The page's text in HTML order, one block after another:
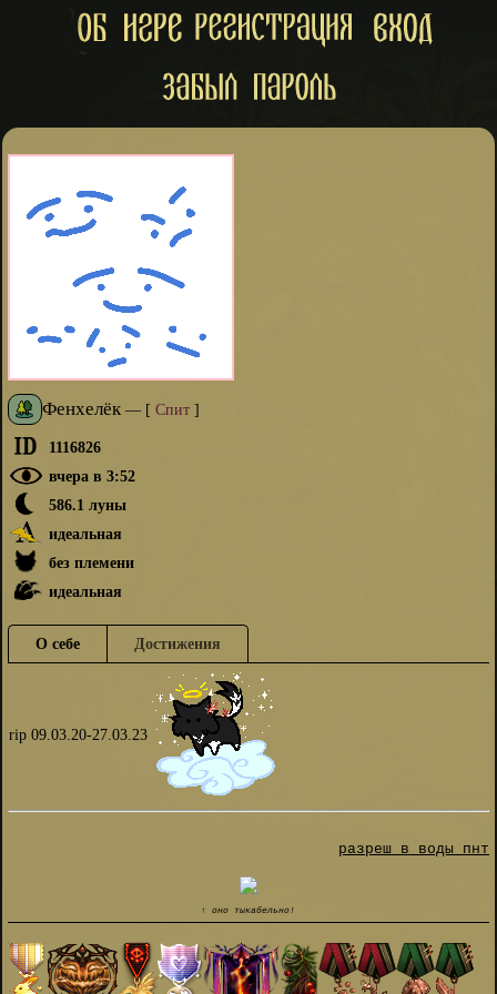
Фенхелёк— [ Спит]
1116826
вчера в 3:52
586.1 луны
идеальная
без племени
идеальная
О себе Достижения
rip 09.03.20-27.03.23
разреш в воды пнт
↑ оно тыкабельно!